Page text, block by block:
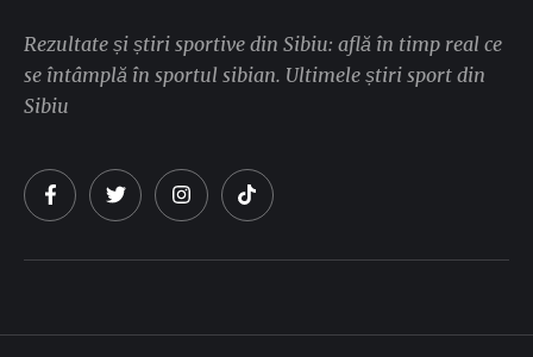
Rezultate și știri sportive din Sibiu: află în timp real ce
se întâmplă în sportul sibian. Ultimele știri sport din
Sibiu